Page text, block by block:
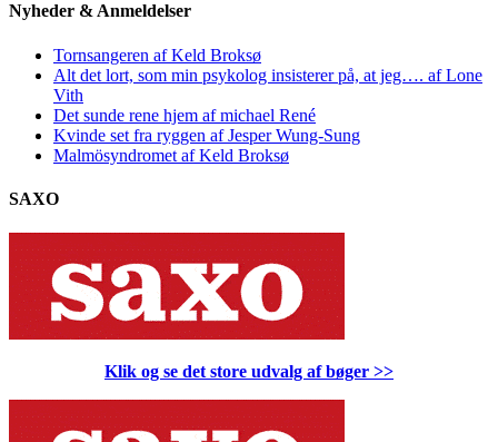
Nyheder & Anmeldelser
Tornsangeren af Keld Broksø
Alt det lort, som min psykolog insisterer på, at jeg…. af Lone
Vith
Det sunde rene hjem af michael René
Kvinde set fra ryggen af Jesper Wung-Sung
Malmösyndromet af Keld Broksø
SAXO
Klik og se det store udvalg af bøger >>